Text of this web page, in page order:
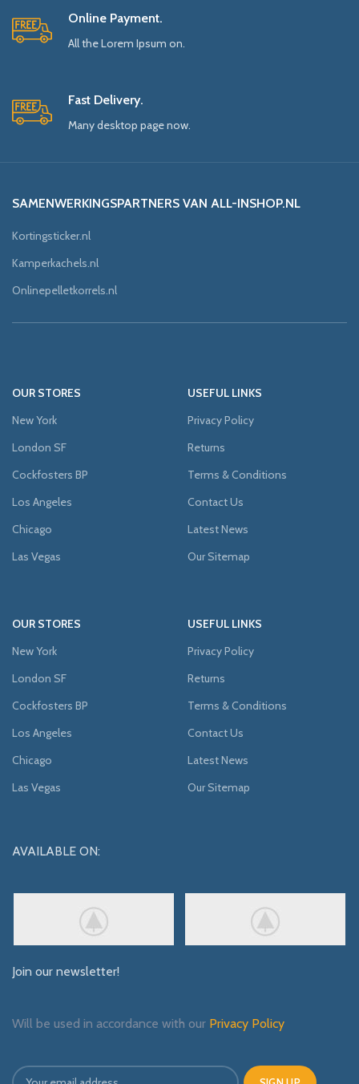
Online Payment.
All the Lorem Ipsum on.
Fast Delivery.
Many desktop page now.
SAMENWERKINGSPARTNERS VAN ALL-INSHOP.NL
Kortingsticker.nl
Kamperkachels.nl
Onlinepelletkorrels.nl
OUR STORES
New York
London SF
Cockfosters BP
Los Angeles
Chicago
Las Vegas
USEFUL LINKS
Privacy Policy
Returns
Terms & Conditions
Contact Us
Latest News
Our Sitemap
OUR STORES
New York
London SF
Cockfosters BP
Los Angeles
Chicago
Las Vegas
USEFUL LINKS
Privacy Policy
Returns
Terms & Conditions
Contact Us
Latest News
Our Sitemap
AVAILABLE ON:
Join our newsletter!
Will be used in accordance with our Privacy Policy